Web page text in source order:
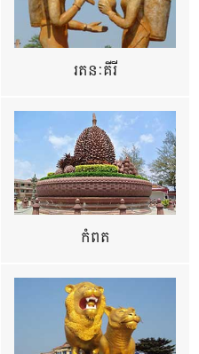
រតនៈគីរី
កំពត